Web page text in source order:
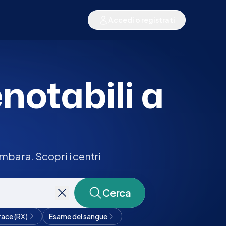
a
Scopri i centri
Cerca
(RX)
Esame del sangue